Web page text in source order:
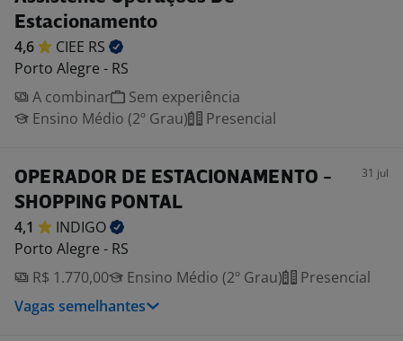
Estacionamento
4,6 CIEE RS
Porto Alegre - RS
A combinar
Sem experiência
Ensino Médio (2º Grau)
Presencial
OPERADOR DE ESTACIONAMENTO -
SHOPPING PONTAL
31 jul
4,1
INDIGO
Porto Alegre - RS
R$ 1.770,00
Ensino Médio (2º Grau)
Presencial
Vagas semelhantes